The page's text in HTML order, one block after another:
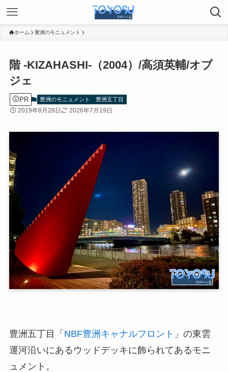
ホーム 豊洲のモニュメント
階 -KIZAHASHI-（2004）/高須英輔/オブ
ジェ
PR 豊洲のモニュメント 豊洲五丁目
2019年8月28日 2026年7月19日
豊洲五丁目「 NBF豊洲キャナルフロント 」の東雲
運河沿いにあるウッドデッキに飾られてあるモニ
ュメント。